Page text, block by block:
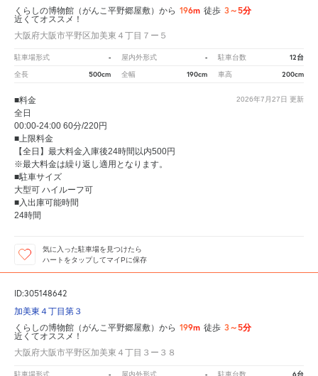
くらしの博物館（がんこ平野郷屋敷）から 196m 徒歩 3～5分
近くてオススメ！
大阪府大阪市平野区加美東４丁目７ー５
駐車場形式 - 屋内外形式 - 駐車台数 12台
全長 500cm 全幅 190cm 車高 200cm
2026年7月27日 更新
■料金
全日
00:00-24:00 60分/220円
■上限料金
【全日】最大料金入庫後24時間以内500円
※最大料金は繰り返し適用となります。
■駐車サイズ
大型可 ハイルーフ可
■入出庫可能時間
24時間
気に入った駐車場を見つけたら
ハートをタップしてマイPに保存
ID:305148642
加美東４丁目第３
くらしの博物館（がんこ平野郷屋敷）から 199m 徒歩 3～5分
近くてオススメ！
大阪府大阪市平野区加美東４丁目３ー３８
駐車場形式 屋内外形式 駐車台数